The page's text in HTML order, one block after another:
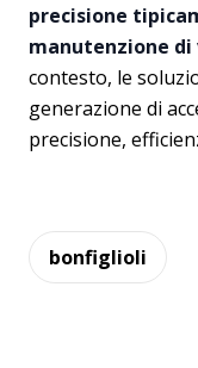
precisione
manutenzione
contesto, le
generazione di
precisione,
bonfiglioli